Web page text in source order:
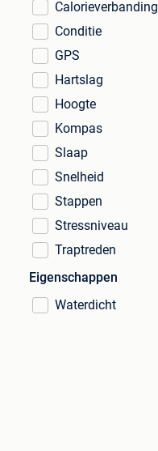
Calorieverbanding
Conditie
GPS
Hartslag
Hoogte
Kompas
Slaap
Snelheid
Stappen
Stressniveau
Traptreden
Eigenschappen
Waterdicht